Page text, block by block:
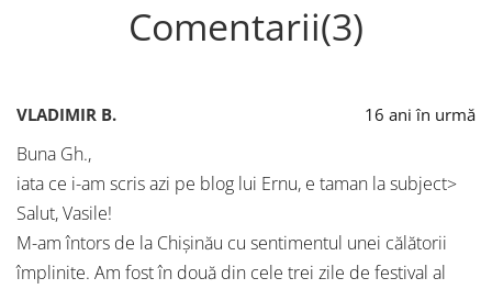
Comentarii(3)
VLADIMIR B. 16 ani în urmă
Buna Gh.,
iata ce i-am scris azi pe blog lui Ernu, e taman la subject>
Salut, Vasile!
M-am întors de la Chişinău cu sentimentul unei călătorii
împlinite. Am fost în două din cele trei zile de festival al